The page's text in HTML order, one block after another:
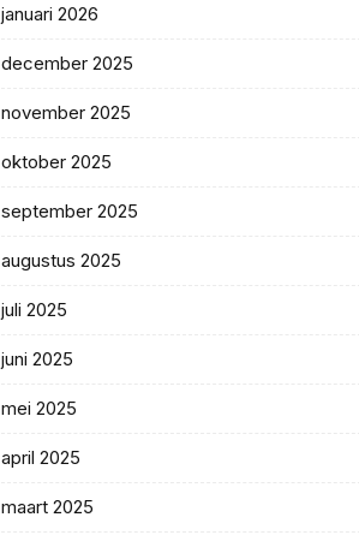
januari 2026
december 2025
november 2025
oktober 2025
september 2025
augustus 2025
juli 2025
juni 2025
mei 2025
april 2025
maart 2025